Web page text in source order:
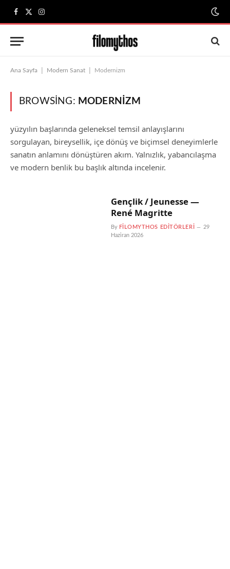
Facebook
X
(Twitter)
Instagram
Ana Sayfa Modern Sanat Modernizm
BROWSING: MODERNIZM
yüzyılın başlarında geleneksel temsil anlayışlarını
sorgulayan, bireysellik, içe dönüş ve biçimsel deneyimlerle
sanatın anlamını dönüştüren akım. Yalnızlık, yabancılaşma
ve modern benlik bu başlık altında incelenir.
Gençlik / Jeunesse —
René Magritte
By FILOMYTHOS EDITÖRLERI
29
Haziran 2026